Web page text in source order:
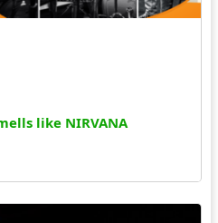
like NIRVANA